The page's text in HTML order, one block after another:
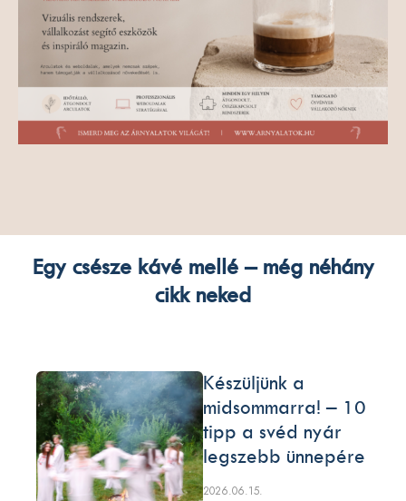
Egy csésze kávé mellé – még néhány
cikk neked
Készüljünk a
midsommarra! – 10
tipp a svéd nyár
legszebb ünnepére
2026.06.15.